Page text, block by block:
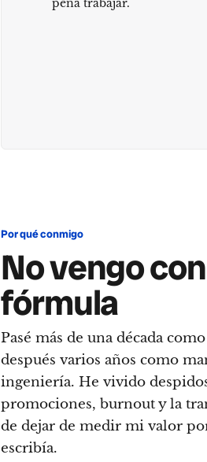
pena trabajar.
Por qué conmigo
No vengo
fórmula
Pasé más de una década
después varios años como
ingeniería. He vivido
promociones, burnout y la
de dejar de medir mi valor
escribía.